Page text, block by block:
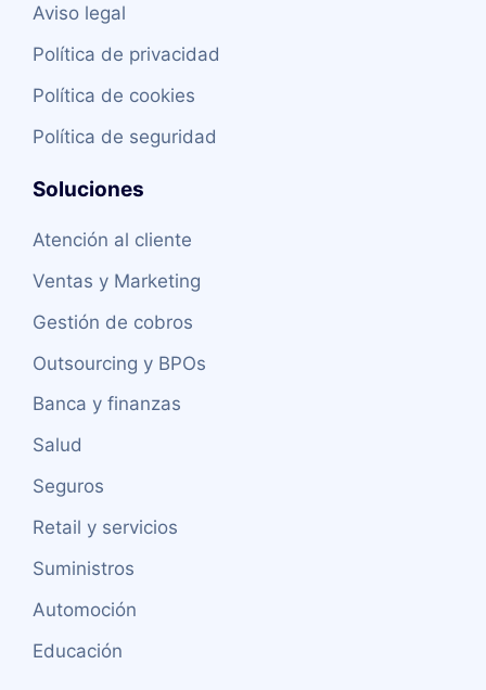
Aviso legal
Política de privacidad
Política de cookies
Política de seguridad
Soluciones
Atención al cliente
Ventas y Marketing
Gestión de cobros
Outsourcing y BPOs
Banca y finanzas
Salud
Seguros
Retail y servicios
Suministros
Automoción
Educación